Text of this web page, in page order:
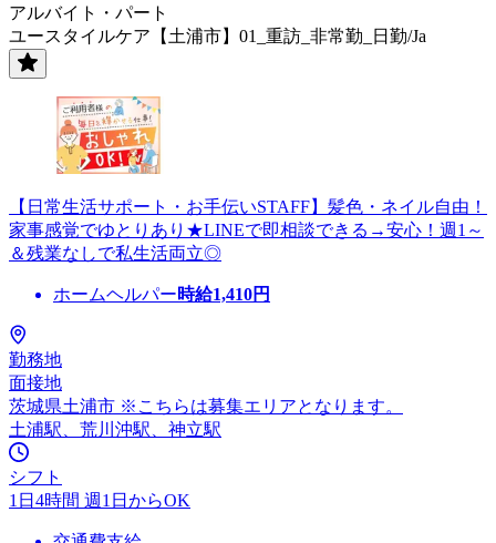
アルバイト・パート
ユースタイルケア【土浦市】01_重訪_非常勤_日勤/Ja
【日常生活サポート・お手伝いSTAFF】髪色・ネイル自由！
家事感覚でゆとりあり★LINEで即相談できる→安心！週1～
＆残業なしで私生活両立◎
ホームヘルパー時給1,410円
勤務地
面接地
茨城県土浦市 ※こちらは募集エリアとなります。
土浦駅、荒川沖駅、神立駅
シフト
1日4時間 週1日からOK